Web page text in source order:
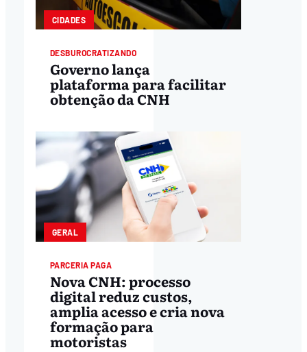
CIDADES
DESBUROCRATIZANDO
Governo lança
plataforma para facilitar
obtenção da CNH
GERAL
PARCERIA PAGA
Nova CNH: processo
digital reduz custos,
amplia acesso e cria nova
formação para
motoristas